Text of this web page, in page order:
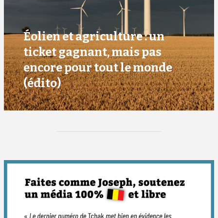
Éolien et agriculture : un
ticket gagnant, mais pas
encore pour tout le monde
(édito)